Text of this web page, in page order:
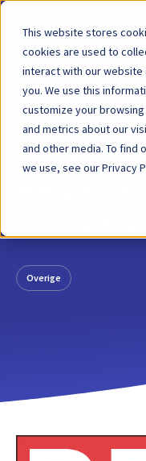
This website stores
cookies are used to
interact with our website
you. We use this
customize your
and metrics about our
and other media. To find
we use, see our Privacy
TERUG
Qvalia
tot
Red
Europe
Overige